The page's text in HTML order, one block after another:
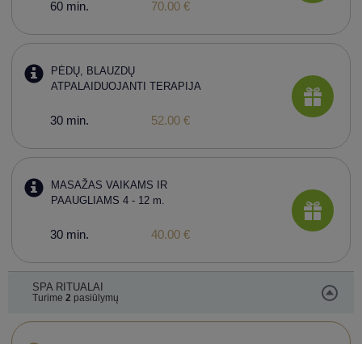
60 min. 70.00 €
PĖDŲ, BLAUZDŲ
ATPALAIDUOJANTI TERAPIJA
30 min. 52.00 €
MASAŽAS VAIKAMS IR
PAAUGLIAMS 4 - 12 m.
30 min. 40.00 €
SPA RITUALAI
Turime 2 pasiūlymų